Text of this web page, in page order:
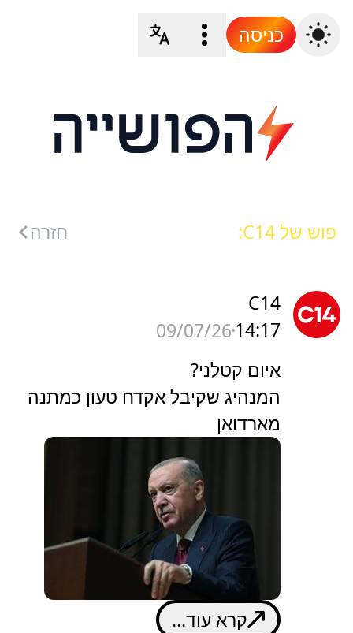
כניסה
פוש של C14: חזרה
C14
14:17
09/07/26
איום קטלני?
המנהיג שקיבל אקדח טעון כמתנה
מארדואן
קרא עוד...